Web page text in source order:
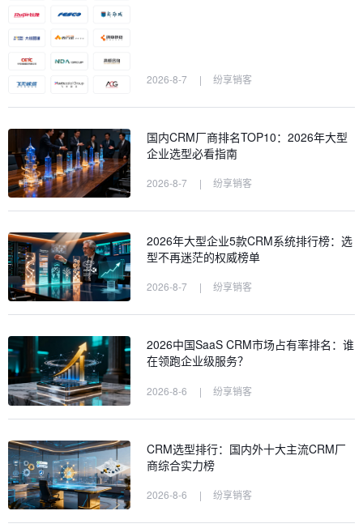
2026-8-7 | 纷享销客
国内CRM厂商排名TOP10：2026年大型
企业选型必看指南
2026-8-7 | 纷享销客
2026年大型企业5款CRM系统排行榜：选
型不再迷茫的权威榜单
2026-8-7 | 纷享销客
2026中国SaaS CRM市场占有率排名：谁
在领跑企业级服务？
2026-8-6 | 纷享销客
CRM选型排行：国内外十大主流CRM厂
商综合实力榜
2026-8-6 | 纷享销客